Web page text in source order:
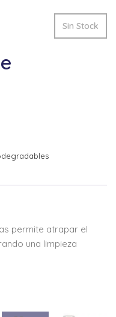
Sin Stock
permite atrapar el
una limpieza